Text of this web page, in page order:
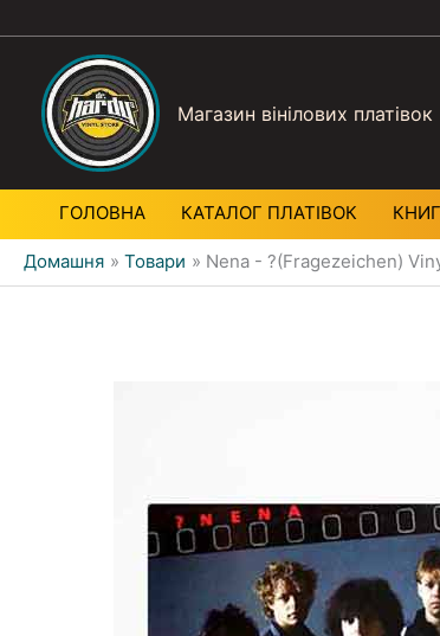
Магазин вінілових платівок
ГОЛОВНА КАТАЛОГ ПЛАТIВОК
Домашня Товари Nena - ?(Fragezeichen)